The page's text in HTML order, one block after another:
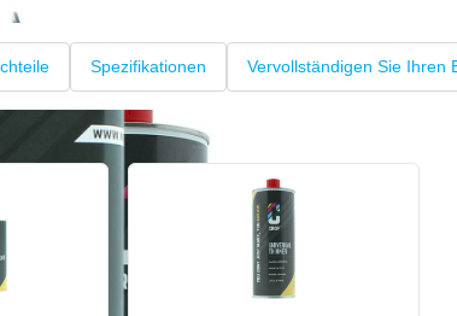
Spezifikationen Vervollständigen Sie Ihren